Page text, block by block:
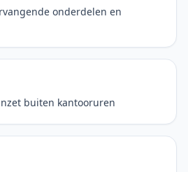
onderdelen en
buiten kantooruren